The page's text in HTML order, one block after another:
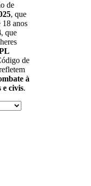
de
, que
18 anos
, que
de
à
e civis.